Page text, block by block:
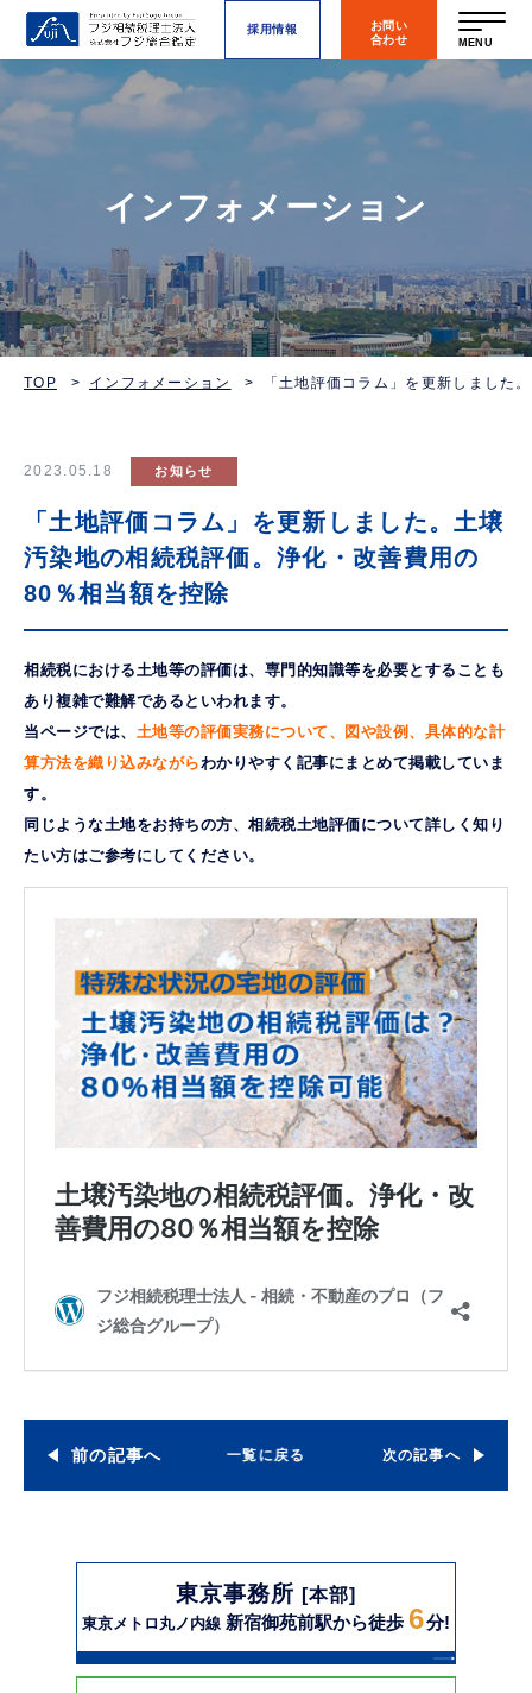
採用情報
お問い
合わせ
MENU
インフォメーション
TOP インフォメーション 「土地評価コラム」を更新しました
2023.05.18 お知らせ
「土地評価コラム」を更新しました。土壌
汚染地の相続税評価。浄化・改善費用の
80％相当額を控除
相続税における土地等の評価は、専門的知識等を必要とすることも
あり複雑で難解であるといわれます。
当ページでは、 土地等の評価実務について、図や設例、具体的な計
算方法を織り込みながらわかりやすく記事にまとめて掲載していま
す。
同じような土地をお持ちの方、相続税土地評価について詳しく知り
たい方はご参考にしてください。
前の記事へ 一覧に戻る 次の記事へ
東京事務所 [本部]
東京メトロ丸ノ内線 新宿御苑前駅から徒歩 6分!